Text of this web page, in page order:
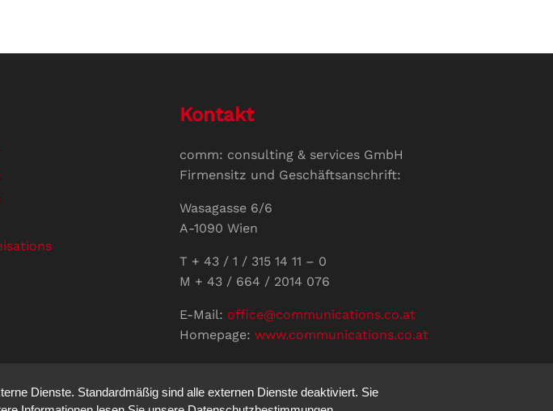
Kontakt
comm: consulting & services GmbH
Firmensitz und Geschäftsanschrift:
Wasagasse 6/6
A-1090 Wien
T + 43 / 1 / 315 14 11 – 0
M + 43 / 664 / 2014 076
E-Mail: office@communications.co.at
Homepage: www.communications.co.at
Vertretungsberechtigte Geschäftsführerin:
Dienste. Standardmäßig sind alle externen Dienste deaktiviert. Sie